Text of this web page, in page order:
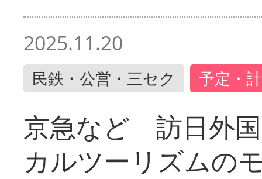
2025.11.20
民鉄・公営・三セク 予定・
京急など 訪日外
カルツーリズムの